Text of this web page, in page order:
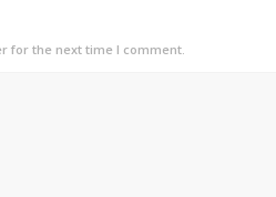
for the next time I comment.